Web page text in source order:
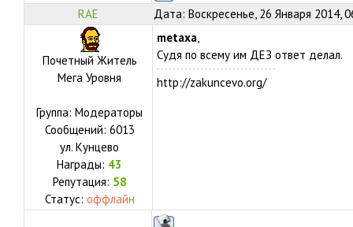
RAE Дата: Воскресенье, 26 Января 2014,
Почетный Житель
Мега Уровня
Группа: Модераторы
Сообщений: 6013
ул. Кунцево
Награды: 43
Репутация: 58
Статус: оффлайн
metaxa,
Судя по всему им ДЕЗ ответ делал.
http://zakuncevo.org/